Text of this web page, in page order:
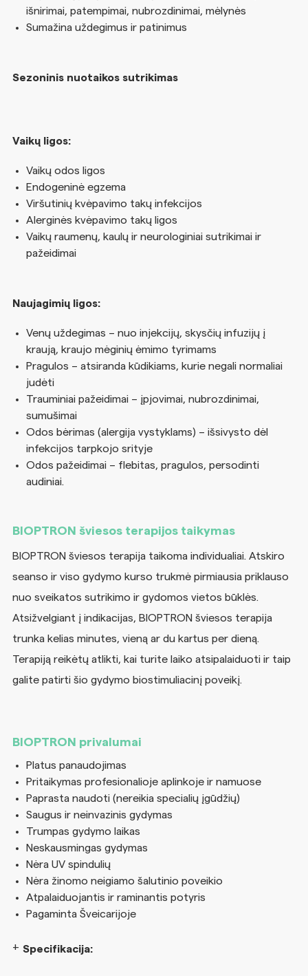
išnirimai, patempimai, nubrozdinimai, mėlynės
Sumažina uždegimus ir patinimus
Sezoninis nuotaikos sutrikimas
Vaikų ligos:
Vaikų odos ligos
Endogeninė egzema
Viršutinių kvėpavimo takų infekcijos
Alerginės kvėpavimo takų ligos
Vaikų raumenų, kaulų ir neurologiniai sutrikimai ir
pažeidimai
Naujagimių ligos:
Venų uždegimas – nuo injekcijų, skysčių infuzijų į
kraują, kraujo mėginių ėmimo tyrimams
Pragulos – atsiranda kūdikiams, kurie negali normaliai
judėti
Trauminiai pažeidimai – įpjovimai, nubrozdinimai,
sumušimai
Odos bėrimas (alergija vystyklams) – išsivysto dėl
infekcijos tarpkojo srityje
Odos pažeidimai – flebitas, pragulos, persodinti
audiniai.
BIOPTRON šviesos terapijos taikymas
BIOPTRON šviesos terapija taikoma individualiai. Atskiro
seanso ir viso gydymo kurso trukmė pirmiausia priklauso
nuo sveikatos sutrikimo ir gydomos vietos būklės.
Atsižvelgiant į indikacijas, BIOPTRON šviesos terapija
trunka kelias minutes, vieną ar du kartus per dieną.
Terapiją reikėtų atlikti, kai turite laiko atsipalaiduoti ir taip
galite patirti šio gydymo biostimuliacinį poveikį.
BIOPTRON privalumai
Platus panaudojimas
Pritaikymas profesionalioje aplinkoje ir namuose
Paprasta naudoti (nereikia specialių įgūdžių)
Saugus ir neinvazinis gydymas
Trumpas gydymo laikas
Neskausmingas gydymas
Nėra UV spindulių
Nėra žinomo neigiamo šalutinio poveikio
Atpalaiduojantis ir raminantis potyris
Pagaminta Šveicarijoje
Specifikacija: